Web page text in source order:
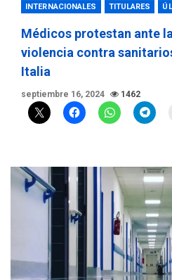
INTERNACIONALES TITULARES
Médicos protestan ante
violencia contra
Italia
septiembre 16, 2024 1462